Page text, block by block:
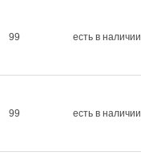
99 есть в наличии
99 есть в наличии